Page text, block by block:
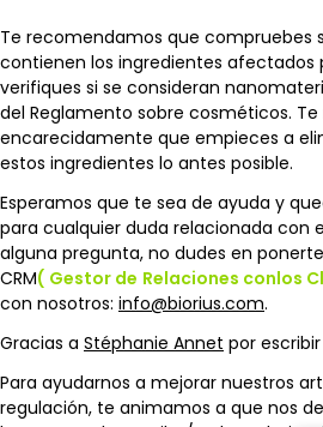
Te recomendamos que compruebes
contienen los ingredientes afectados
verifiques si se consideran
del Reglamento sobre cosméticos.
encarecidamente que empieces a
estos ingredientes lo antes posible.
Esperamos que te sea de ayuda y
para cualquier duda relacionada con
alguna pregunta, no dudes en
CRM( Gestor de Relaciones conlos
con nosotros: info@biorius.com.
Gracias a Stéphanie Annet por
Para ayudarnos a mejorar nuestros
regulación, te animamos a que nos